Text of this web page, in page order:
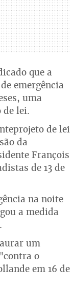
que a
emergência
uma
de lei.
de lei
da
François
de 13 de
na noite
a medida
um
o
em 16 de